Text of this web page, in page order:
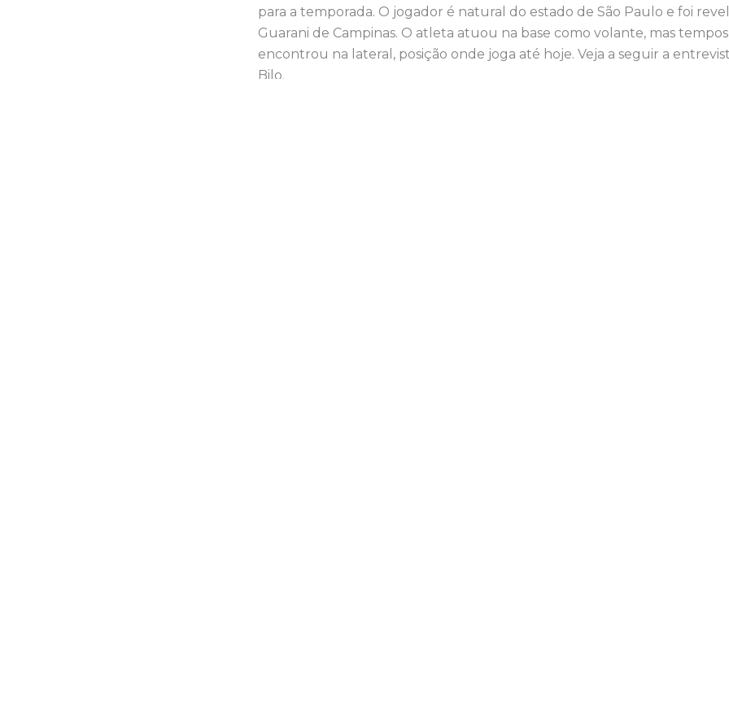
para a temporada. O jogador é natural do estado de São Paulo e foi
Guarani de Campinas. O atleta atuou na base como volante, mas tempos
encontrou na lateral, posição onde joga até hoje. Veja a seguir a
Bilo.